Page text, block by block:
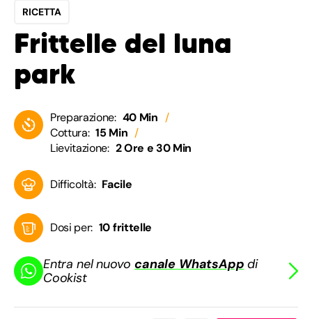
RICETTA
Frittelle del luna
park
Preparazione: 40 Min
Cottura: 15 Min
Lievitazione: 2 Ore e 30 Min
Difficoltà: Facile
Dosi per: 10 frittelle
Entra nel nuovocanale WhatsApp di
Cookist